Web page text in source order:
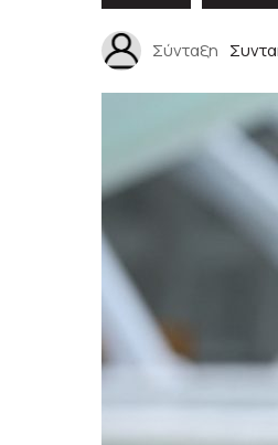
Σύνταξη